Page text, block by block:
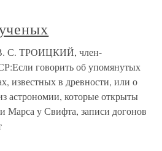
С. ТРОИЦКИЙ, член-
говорить об упомянутых
известных в древности, или о
астрономии, которые открыты
Марса у Свифта, записи догонов